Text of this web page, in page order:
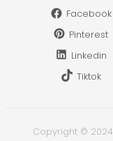
Facebook
Pinterest
Linkedin
Tiktok
Copyright © 2024